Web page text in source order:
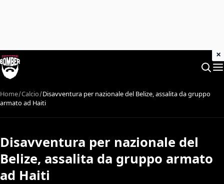
Home Calcio Disavventura per nazionale del Belize, assalita da gruppo
armato ad Haiti
Disavventura per nazionale del
Belize, assalita da gruppo armato
ad Haiti
×